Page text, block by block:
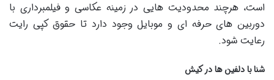
است، هرچند محدودیت هایی در زمینه عکاسی و فیلمبرداری با
دوربین های حرفه ای و موبایل وجود دارد تا حقوق کپی رایت
رعایت شود.
شنا با دلفین ها در کیش